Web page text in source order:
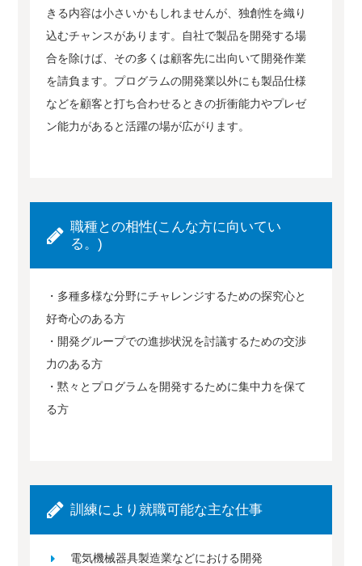
きる内容は小さいかもしれませんが、独創性を織り
込むチャンスがあります。自社で製品を開発する場
合を除けば、その多くは顧客先に出向いて開発作業
を請負ます。プログラムの開発業以外にも製品仕様
などを顧客と打ち合わせるときの折衝能力やプレゼ
ン能力があると活躍の場が広がります。
職種との相性(こんな方に向いてい
る。)
・多種多様な分野にチャレンジするための探究心と
好奇心のある方
・開発グループでの進捗状況を討議するための交渉
力のある方
・黙々とプログラムを開発するために集中力を保て
る方
訓練により就職可能な主な仕事
電気機械器具製造業などにおける開発